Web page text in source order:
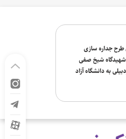
طرح جداره سازی
شیخ صفی
به دانشگاه آزاد